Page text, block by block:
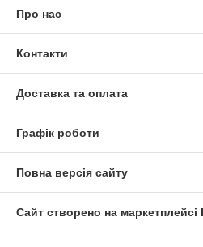
Про нас
Контакти
Доставка та оплата
Графік роботи
Повна версія сайту
Сайт створено на маркетплейсі